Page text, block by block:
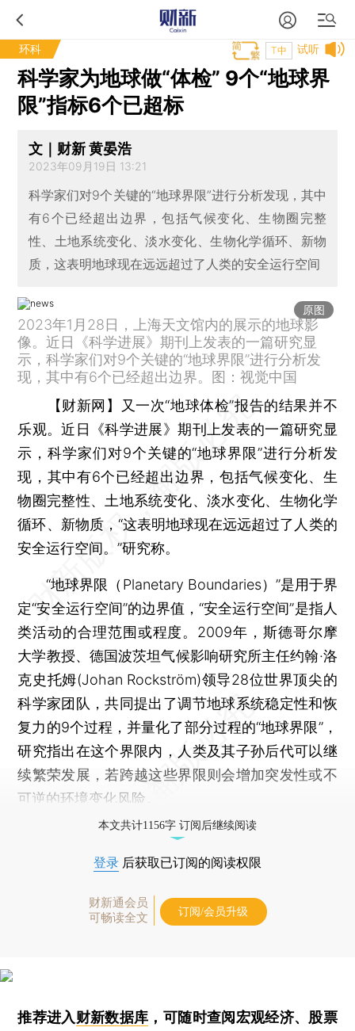
环科 试听
T中
科学家为地球做“体检” 9个“地球界
限”指标6个已超标
文｜财新 黄晏浩
2023年09月19日 13:21
科学家们对9个关键的“地球界限”进行分析发现，其中
有6个已经超出边界，包括气候变化、生物圈完整
性、土地系统变化、淡水变化、生物化学循环、新物
质，这表明地球现在远远超过了人类的安全运行空间
原图
2023年1月28日，上海天文馆内的展示的地球影
像。近日《科学进展》期刊上发表的一篇研究显
示，科学家们对9个关键的“地球界限”进行分析发
现，其中有6个已经超出边界。图：视觉中国
【财新网】
又一次“地球体检”报告的结果并不
乐观。近日《科学进展》期刊上发表的一篇研究显
示，科学家们对9个关键的“地球界限”进行分析发
现，其中有6个已经超出边界，包括气候变化、生
物圈完整性、土地系统变化、淡水变化、生物化学
循环、新物质，“这表明地球现在远远超过了人类的
安全运行空间。”研究称。
“地球界限（Planetary Boundaries）”是用于界
定“安全运行空间”的边界值，“安全运行空间”是指人
类活动的合理范围或程度。2009年，斯德哥尔摩
大学教授、德国波茨坦气候影响研究所主任约翰·洛
克史托姆(Johan Rockström)领导28位世界顶尖的
科学家团队，共同提出了调节地球系统稳定性和恢
复力的9个过程，并量化了部分过程的“地球界限”，
研究指出在这个界限内，人类及其子孙后代可以继
续繁荣发展，若跨越这些界限则会增加突发性或不
可逆的环境变化风险。
本文共计1156字 订阅后继续阅读
登录 后获取已订阅的阅读权限
财新通会员
可畅读全文
订阅/会员升级
推荐进入财新数据库 ，可随时查阅宏观经济、股票